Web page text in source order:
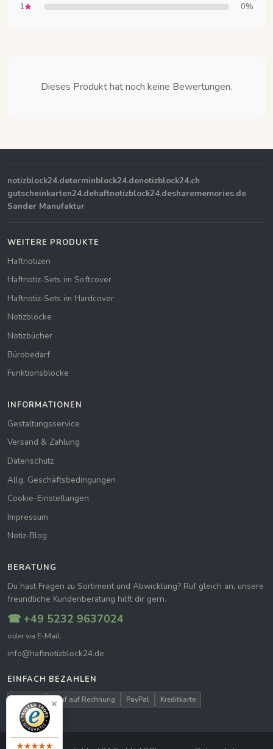
1 0%
Dieses Produkt hat noch keine Bewertungen.
notizblock24.determinblock24.denotizblock24.ch
gutscheinkarten24.dehaftnotizblock24.desharememories.de
Sander Manufaktur
WEITERE PRODUKTE
Haftnotizen
Haftnotiz-Sets im Softcover
Haftnotiz-Sets im Hardcover
Notizblöcke
Notizbücher
Bürobedarf
Funktionsblöcke
INFORMATIONEN
Gestaltungsservice
Versand & Zahlung
Datenschutz
Allg. Geschäftsbedingungen
Cookie-Einstellungen
Impressum
Notiz-Blog
BERATUNG
Du hast Fragen zu Sortiment und Abwicklung? Ruf gleich an, unsere
freundliche Kundenberatung hilft dir gern.
☎ +49 5232 9637024
oder via E-Mail:
info@haftnotizblock24.de
EINFACH BEZAHLEN
Kauf auf Rechnung PayPal Kreditkarte